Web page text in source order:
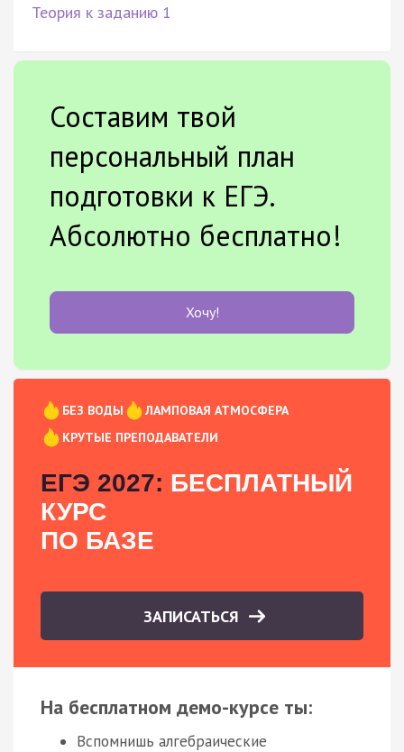
Теория к заданию 1
Составим твой
персональный план
подготовки к ЕГЭ.
Абсолютно бесплатно!
Хочу!
БЕЗ ВОДЫ
ЛАМПОВАЯ АТМОСФЕРА
КРУТЫЕ ПРЕПОДАВАТЕЛИ
ЕГЭ 2027: БЕСПЛАТНЫЙ
КУРС
ПО БАЗЕ
ЗАПИСАТЬСЯ
На бесплатном демо-курсе ты:
Вспомнишь алгебраические